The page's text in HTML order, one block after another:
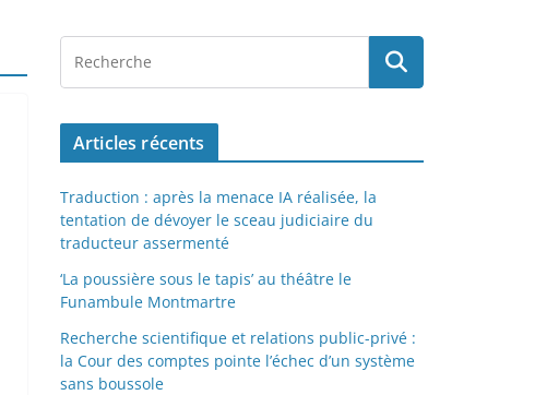
Articles récents
Traduction : après la menace IA réalisée, la
tentation de dévoyer le sceau judiciaire du
traducteur assermenté
‘La poussière sous le tapis’ au théâtre le
Funambule Montmartre
Recherche scientifique et relations public-privé :
la Cour des comptes pointe l’échec d’un système
sans boussole